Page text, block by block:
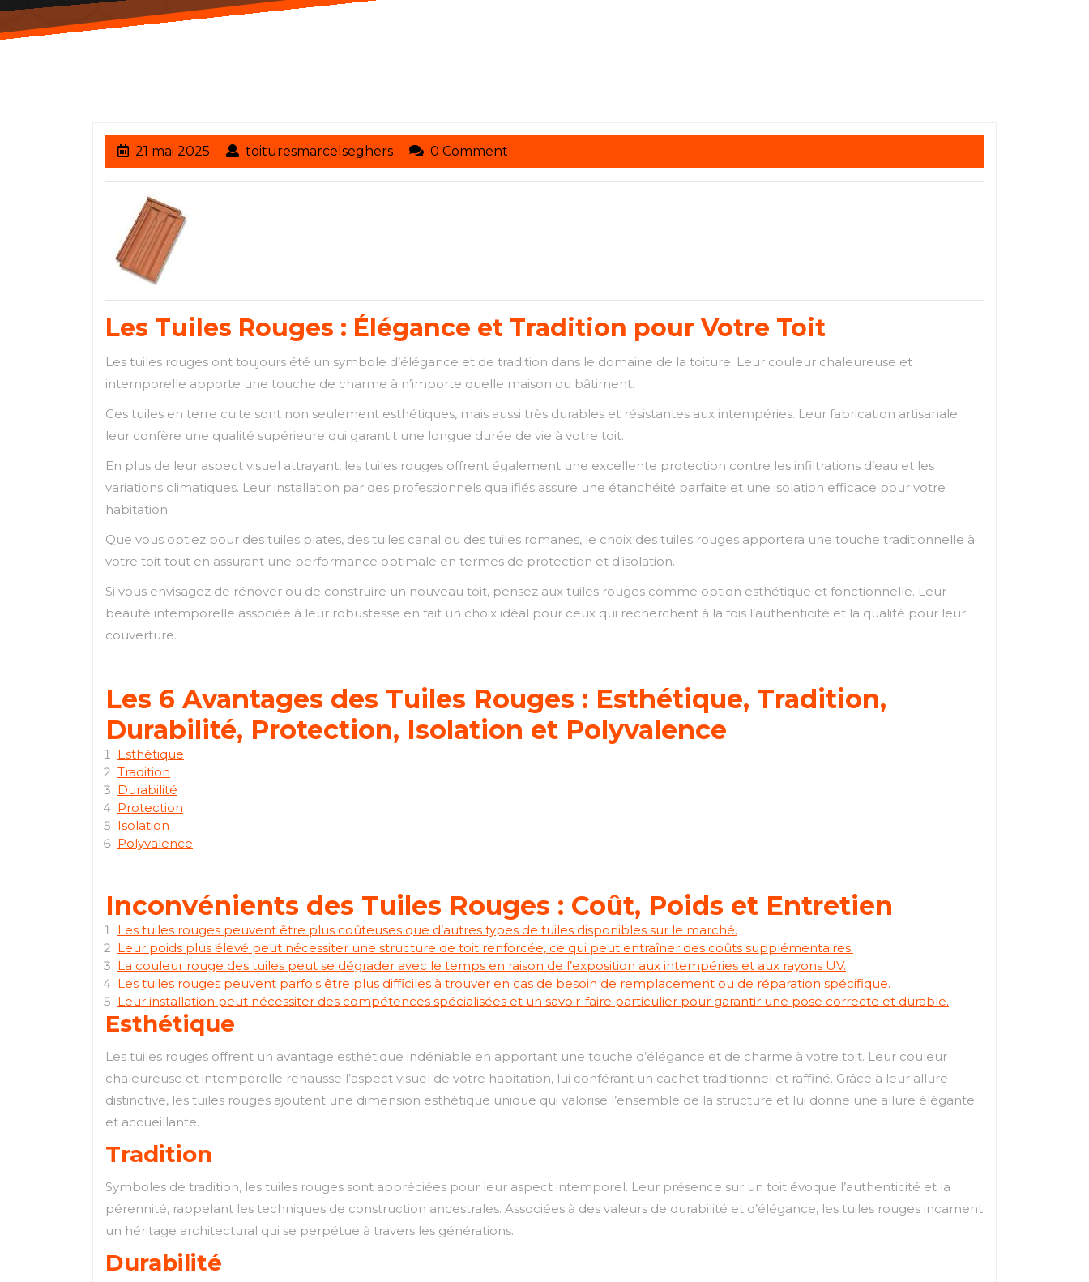
21 mai 2025
mai
toituresmarcelsegherstoituresmarcelseghers
0 Comment
Les Tuiles Rouges : Élégance et Tradition pour Votre Toit
Les tuiles rouges ont toujours été un symbole d’élégance et de tradition dans le domaine de la toiture. Leur couleur chaleureuse et
intemporelle apporte une touche de charme à n’importe quelle maison ou bâtiment.
Ces tuiles en terre cuite sont non seulement esthétiques, mais aussi très durables et résistantes aux intempéries. Leur fabrication artisanale
leur confère une qualité supérieure qui garantit une longue durée de vie à votre toit.
En plus de leur aspect visuel attrayant, les tuiles rouges offrent également une excellente protection contre les infiltrations d’eau et les
variations climatiques. Leur installation par des professionnels qualifiés assure une étanchéité parfaite et une isolation efficace pour votre
habitation.
Que vous optiez pour des tuiles plates, des tuiles canal ou des tuiles romanes, le choix des tuiles rouges apportera une touche traditionnelle à
votre toit tout en assurant une performance optimale en termes de protection et d’isolation.
Si vous envisagez de rénover ou de construire un nouveau toit, pensez aux tuiles rouges comme option esthétique et fonctionnelle. Leur
beauté intemporelle associée à leur robustesse en fait un choix idéal pour ceux qui recherchent à la fois l’authenticité et la qualité pour leur
couverture.
Les 6 Avantages des Tuiles Rouges : Esthétique, Tradition,
Durabilité, Protection, Isolation et Polyvalence
Esthétique
Tradition
Durabilité
Protection
Isolation
Polyvalence
Inconvénients des Tuiles Rouges : Coût, Poids et Entretien
Les tuiles rouges peuvent être plus coûteuses que d’autres types de tuiles disponibles sur le marché.
Leur poids plus élevé peut nécessiter une structure de toit renforcée, ce qui peut entraîner des coûts supplémentaires.
La couleur rouge des tuiles peut se dégrader avec le temps en raison de l’exposition aux intempéries et aux rayons UV.
Les tuiles rouges peuvent parfois être plus difficiles à trouver en cas de besoin de remplacement ou de réparation spécifique.
Leur installation peut nécessiter des compétences spécialisées et un savoir-faire particulier pour garantir une pose correcte et durable.
Esthétique
Les tuiles rouges offrent un avantage esthétique indéniable en apportant une touche d’élégance et de charme à votre toit. Leur couleur
chaleureuse et intemporelle rehausse l’aspect visuel de votre habitation, lui conférant un cachet traditionnel et raffiné. Grâce à leur allure
distinctive, les tuiles rouges ajoutent une dimension esthétique unique qui valorise l’ensemble de la structure et lui donne une allure élégante
et accueillante.
Tradition
Symboles de tradition, les tuiles rouges sont appréciées pour leur aspect intemporel. Leur présence sur un toit évoque l’authenticité et la
pérennité, rappelant les techniques de construction ancestrales. Associées à des valeurs de durabilité et d’élégance, les tuiles rouges incarnent
un héritage architectural qui se perpétue à travers les générations.
Durabilité